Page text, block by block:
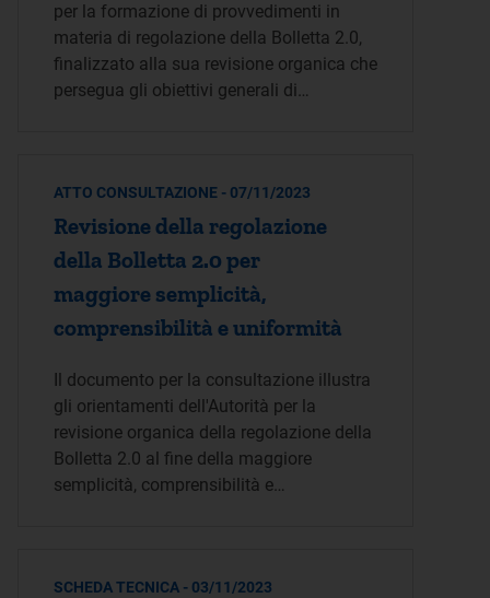
per la formazione di provvedimenti in
materia di regolazione della Bolletta 2.0,
finalizzato alla sua revisione organica che
persegua gli obiettivi generali di…
ATTO CONSULTAZIONE - 07/11/2023
Revisione della regolazione
della Bolletta 2.0 per
maggiore semplicità,
comprensibilità e uniformità
Il documento per la consultazione illustra
gli orientamenti dell'Autorità per la
revisione organica della regolazione della
Bolletta 2.0 al fine della maggiore
semplicità, comprensibilità e…
SCHEDA TECNICA - 03/11/2023